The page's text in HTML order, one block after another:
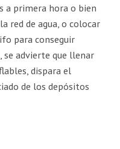
a primera hora o bien
red de agua, o colocar
para conseguir
se advierte que llenar
dispara el
de los depósitos